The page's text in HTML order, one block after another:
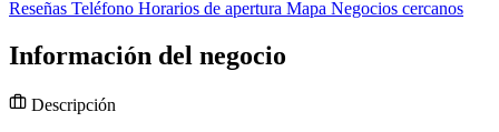
Reseñas Teléfono Horarios de apertura Mapa Negocios cercanos
Información del negocio
Descripción